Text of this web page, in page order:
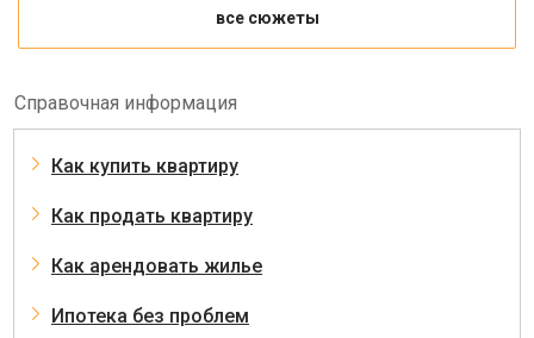
все сюжеты
Справочная информация
Как купить квартиру
Как продать квартиру
Как арендовать жилье
Ипотека без проблем